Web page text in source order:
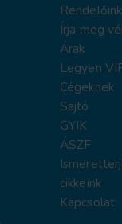
Rendelőink
Írja meg
Árak
Legyen
Cégeknek
Sajtó
GYIK
ÁSZF
cikkeink
Kapcsolat